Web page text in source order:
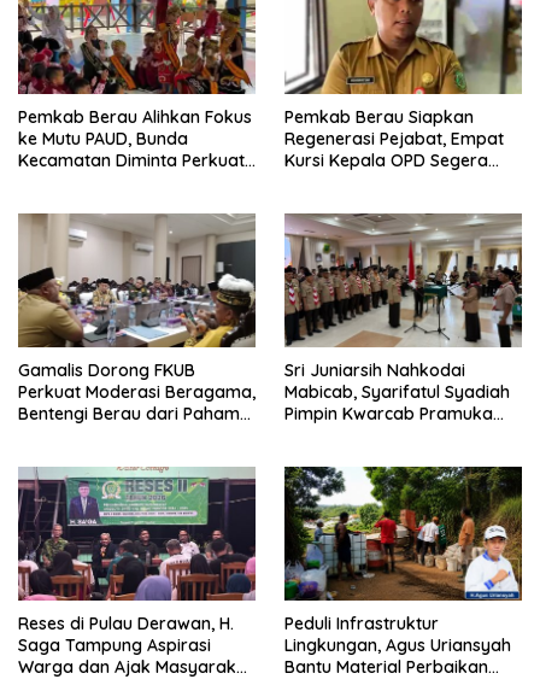
Pemkab Berau Alihkan Fokus
ke Mutu PAUD, Bunda
Kecamatan Diminta Perkuat
Pemkab Berau Siapkan
Regenerasi Pejabat, Empat
Kursi Kepala OPD Segera
Gamalis Dorong FKUB
Perkuat Moderasi Beragama,
Bentengi Berau dari Paham
Sri Juniarsih Nahkodai
Mabicab, Syarifatul Syadiah
Pimpin Kwarcab Pramuka
Reses di Pulau Derawan, H.
Saga Tampung Aspirasi
Warga dan Ajak Masyarakat
Peduli Infrastruktur
Lingkungan, Agus Uriansyah
Bantu Material Perbaikan